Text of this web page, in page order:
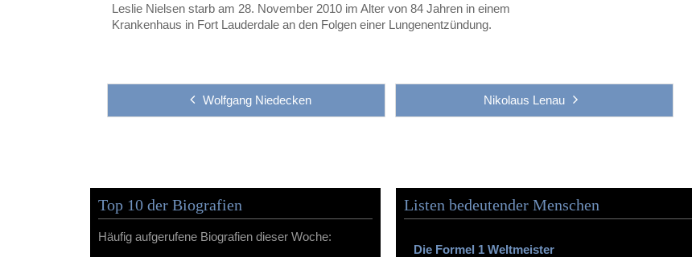
Leslie Nielsen starb am 28. November 2010 im Alter von 84 Jahren in einem
Krankenhaus in Fort Lauderdale an den Folgen einer Lungenentzündung.
Wolfgang Niedecken Nikolaus Lenau
Top 10 der Biografien
Häufig aufgerufene Biografien dieser Woche:
Listen bedeutender Menschen
Die Formel 1 Weltmeister